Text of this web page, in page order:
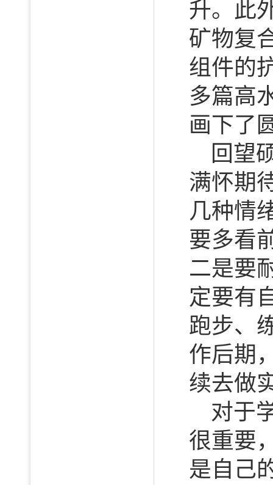
升。此
矿物复
组件的
多篇高
画下了
回望
满怀期
几种情
要多看
二是要
定要有
跑步、
作后期
续去做
对于
很重要
是自己